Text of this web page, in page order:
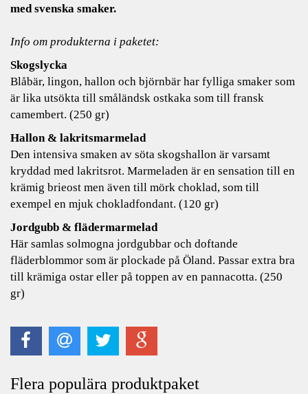
med svenska smaker.
Info om produkterna i paketet:
Skogslycka
Blåbär, lingon, hallon och björnbär har fylliga smaker som
är lika utsökta till småländsk ostkaka som till fransk
camembert. (250 gr)
Hallon & lakritsmarmelad
Den intensiva smaken av söta skogshallon är varsamt
kryddad med lakritsrot. Marmeladen är en sensation till en
krämig brieost men även till mörk choklad, som till
exempel en mjuk chokladfondant. (120 gr)
Jordgubb & flädermarmelad
Här samlas solmogna jordgubbar och doftande
fläderblommor som är plockade på Öland. Passar extra bra
till krämiga ostar eller på toppen av en pannacotta. (250
gr)
Flera populära produktpaket